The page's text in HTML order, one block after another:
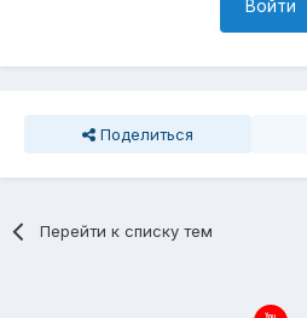
Войти
Поделиться
Перейти к списку тем